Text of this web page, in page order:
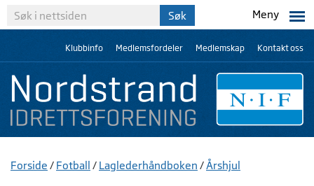
Meny
Klubbinfo Medlemsfordeler Medlemskap Kontakt oss
Forside / Fotball / Laglederhåndboken /Årshjul